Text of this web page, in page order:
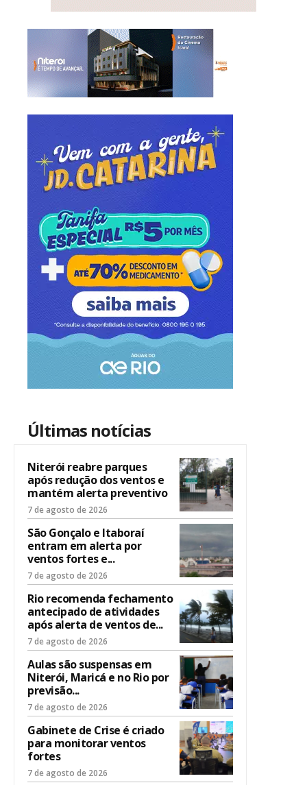
Últimas notícias
Niterói reabre parques
após redução dos ventos e
mantém alerta preventivo
7 de agosto de 2026
São Gonçalo e Itaboraí
entram em alerta por
ventos fortes e...
7 de agosto de 2026
Rio recomenda fechamento
antecipado de atividades
após alerta de ventos de...
7 de agosto de 2026
Aulas são suspensas em
Niterói, Maricá e no Rio por
previsão...
7 de agosto de 2026
Gabinete de Crise é criado
para monitorar ventos
fortes
7 de agosto de 2026